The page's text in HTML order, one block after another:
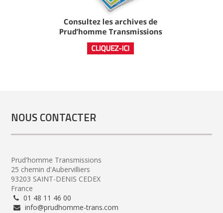
NOUS CONTACTER
Prud'homme Transmissions
25 chemin d'Aubervilliers
93203 SAINT-DENIS CEDEX
France
01 48 11 46 00
info@prudhomme-trans.com